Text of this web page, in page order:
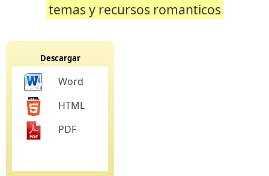
temas y recursos romanticos
Descargar
Word
HTML
PDF